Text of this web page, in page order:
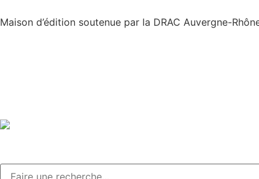
Maison d’édition soutenue par la DRAC Auvergne-